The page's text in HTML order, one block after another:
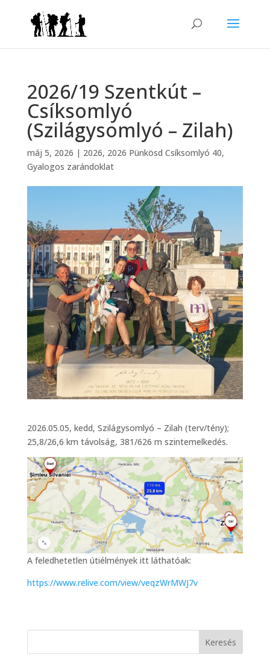
2026/19 Szentkút –
Csíksomlyó
(Szilágysomlyó – Zilah)
máj 5, 2026 | 2026, 2026 Pünkösd Csíksomlyó 40,
Gyalogos zarándoklat
2026.05.05, kedd, Szilágysomlyó – Zilah (terv/tény);
25,8/26,6 km távolság, 381/626 m szintemelkedés.
A feledhetetlen útiélmények itt láthatóak:
https://www.relive.com/view/veqzWrMWJ7v